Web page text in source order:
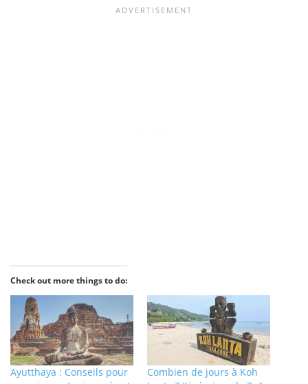
Check out more things to do:
Ayutthaya : Conseils pour
Combien de jours à Koh